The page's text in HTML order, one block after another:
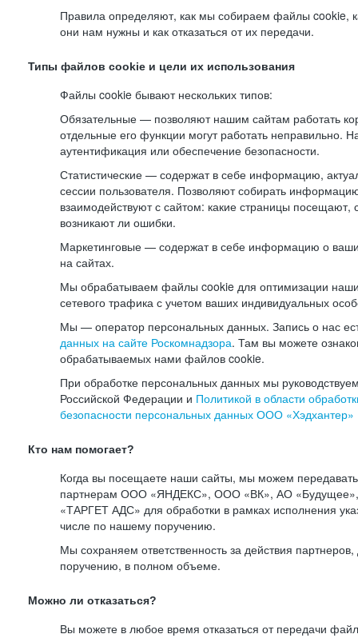
Правила определяют, как мы собираем файлы cookie,
они нам нужны и как отказаться от их передачи.
Типы файлов cookie и цели их использования
Файлы cookie бывают нескольких типов:
Обязательные — позволяют нашим сайтам работать
отдельные его функции могут работать неправильно.
аутентификация или обеспечение безопасности.
Статистические — содержат в себе информацию,
сессии пользователя. Позволяют собирать
взаимодействуют с сайтом: какие страницы посещают,
возникают ли ошибки.
Маркетинговые — содержат в себе информацию о
на сайтах.
Мы обрабатываем файлы cookie для оптимизации
сетевого трафика с учетом ваших индивидуальных
Мы — оператор персональных данных. Запись о нас
данных на сайте Роскомнадзора. Там вы можете
обрабатываемых нами файлов cookie.
При обработке персональных данных мы
Российской Федерации и Политикой в области
безопасности персональных данных ООО «Хэдхантер»
Кто нам помогает?
Когда вы посещаете наши сайты, мы можем
партнерам ООО «ЯНДЕКС», ООО «ВК», АО
«ТАРГЕТ АДС» для обработки в рамках исполнения
числе по нашему поручению.
Мы сохраняем ответственность за действия
поручению, в полном объеме.
Можно ли отказаться?
Вы можете в любое время отказаться от передачи